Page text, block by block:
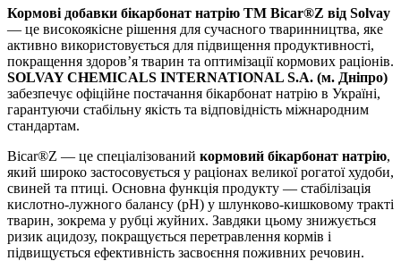
Кормові добавки бікарбонат натрію TM Bicar®Z від Solvay
— це високоякісне рішення для сучасного тваринництва, яке
активно використовується для підвищення продуктивності,
покращення здоров’я тварин та оптимізації кормових раціонів.
SOLVAY CHEMICALS INTERNATIONAL S.A. (м. Дніпро)
забезпечує офіційне постачання бікарбонат натрію в Україні,
гарантуючи стабільну якість та відповідність міжнародним
стандартам.
Bicar®Z — це спеціалізований кормовий бікарбонат натрію,
який широко застосовується у раціонах великої рогатої худоби,
свиней та птиці. Основна функція продукту — стабілізація
кислотно-лужного балансу (pH) у шлунково-кишковому тракті
тварин, зокрема у рубці жуйних. Завдяки цьому знижується
ризик ацидозу, покращується перетравлення кормів і
підвищується ефективність засвоєння поживних речовин.